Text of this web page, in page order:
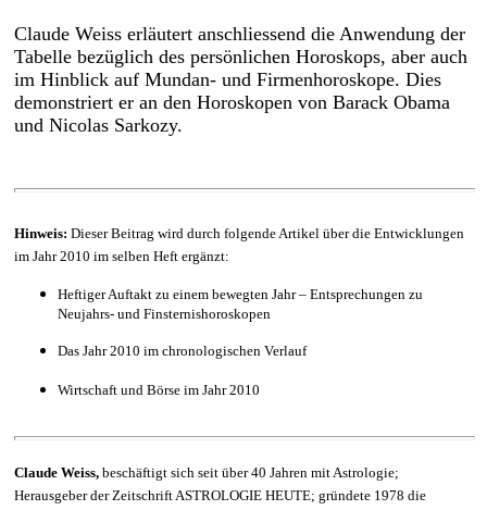
Claude Weiss erläutert anschliessend die Anwendung der
Tabelle bezüglich des persönlichen Horoskops, aber auch
im Hinblick auf Mundan- und Firmenhoroskope. Dies
demonstriert er an den Horoskopen von Barack Obama
und Nicolas Sarkozy.
Hinweis: Dieser Beitrag wird durch folgende Artikel über die Entwicklungen
im Jahr 2010 im selben Heft ergänzt:
Heftiger Auftakt zu einem bewegten Jahr – Entsprechungen zu
Neujahrs- und Finsternishoroskopen
Das Jahr 2010 im chronologischen Verlauf
Wirtschaft und Börse im Jahr 2010
Claude Weiss, beschäftigt sich seit über 40 Jahren mit Astrologie;
Herausgeber der Zeitschrift ASTROLOGIE HEUTE; gründete 1978 die